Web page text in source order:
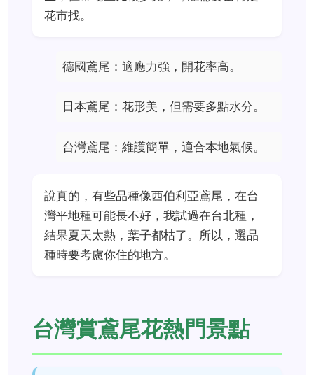
花市找。
德國鳶尾：適應力強，開花率高。
日本鳶尾：花形美，但需要多點水分。
台灣鳶尾：維護簡單，適合本地氣候。
說真的，有些品種像西伯利亞鳶尾，在台
灣平地種可能長不好，我試過在台北種，
結果夏天太熱，葉子都枯了。所以，選品
種時要考慮你住的地方。
台灣賞鳶尾花熱門景點